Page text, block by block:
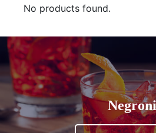
No products found.
Negroni